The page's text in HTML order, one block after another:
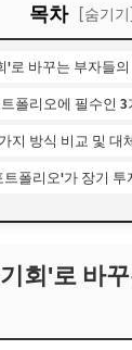
목차 [숨기기]
'로 바꾸는 부자들의
폴리오에 필수인 3
지 방식 비교 및 대
트폴리오'가 장기 투
회'로 바